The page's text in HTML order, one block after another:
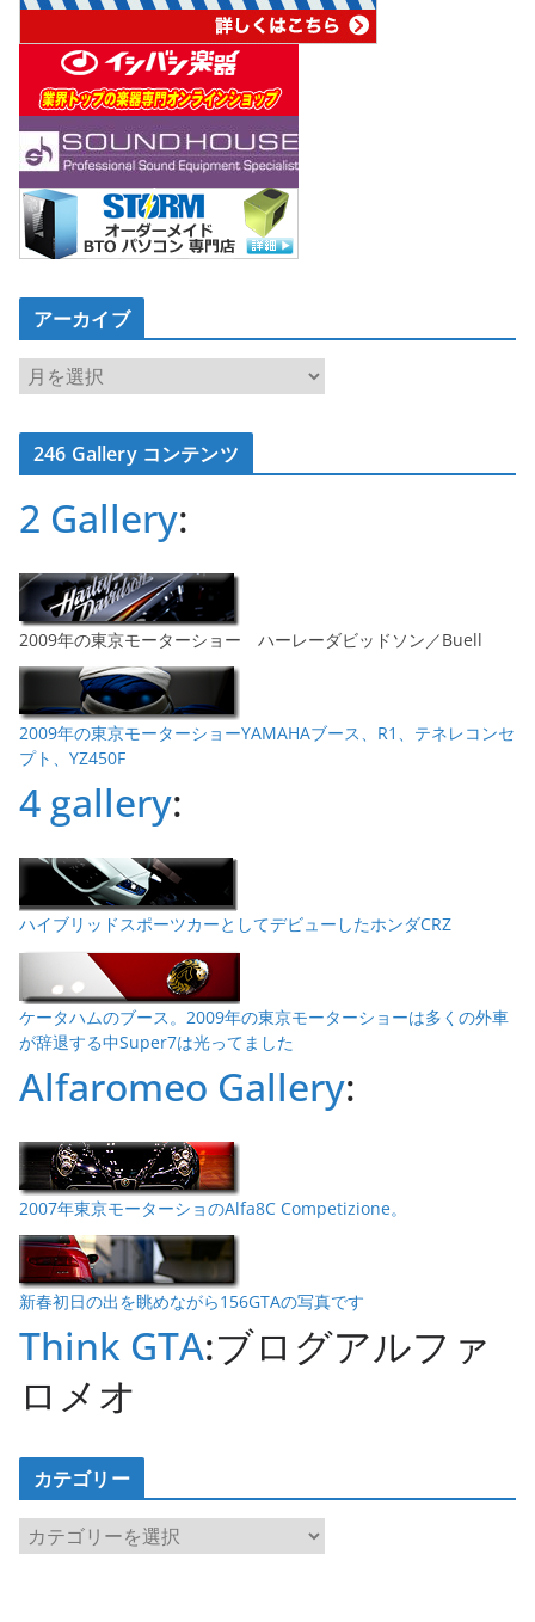
アーカイブ
ア
ー
カ
イ246 Gallery コンテンツ
2 Gallery:
2009年の東京モーターショー ハーレーダビッドソン／Buell
2009年の東京モーターショーYAMAHAブース、R1、テネレコンセ
プト、YZ450F
4 gallery:
ハイブリッドスポーツカーとしてデビューしたホンダCRZ
ケータハムのブース。2009年の東京モーターショーは多くの外車
が辞退する中Super7は光ってました
Alfaromeo Gallery:
2007年東京モーターショのAlfa8C Competizione。
新春初日の出を眺めながら156GTAの写真です
Think GTA:ブログアルファ
ロメオ
カテゴリー
カ
テ